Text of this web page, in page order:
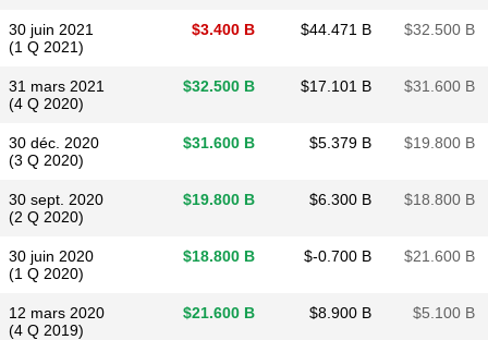
30 juin 2021
(1 Q 2021)
$​3.400 B $​44.471 B $​32.500 B
31 mars 2021
(4 Q 2020)
$​32.500 B $​17.101 B $​31.600 B
30 déc. 2020
(3 Q 2020)
$​31.600 B $​5.379 B $​19.800 B
30 sept. 2020
(2 Q 2020)
$​19.800 B $​6.300 B $​18.800 B
30 juin 2020
(1 Q 2020)
$​18.800 B $​-0.700 B $​21.600 B
12 mars 2020
(4 Q 2019)
$​21.600 B $​8.900 B $​5.100 B